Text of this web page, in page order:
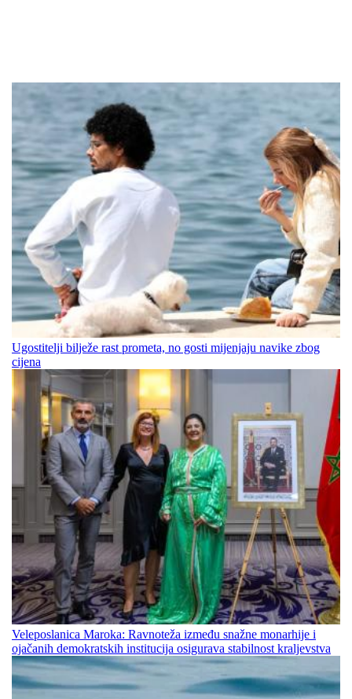
Ugostitelji bilježe rast prometa, no gosti mijenjaju navike zbog
cijena
Veleposlanica Maroka: Ravnoteža između snažne monarhije i
ojačanih demokratskih institucija osigurava stabilnost kraljevstva